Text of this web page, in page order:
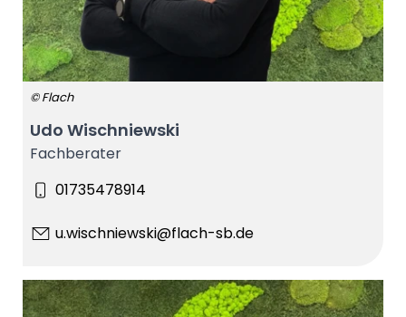
© Flach
Udo Wischniewski
Fachberater
01735478914
u.wischniewski@flach-sb.de